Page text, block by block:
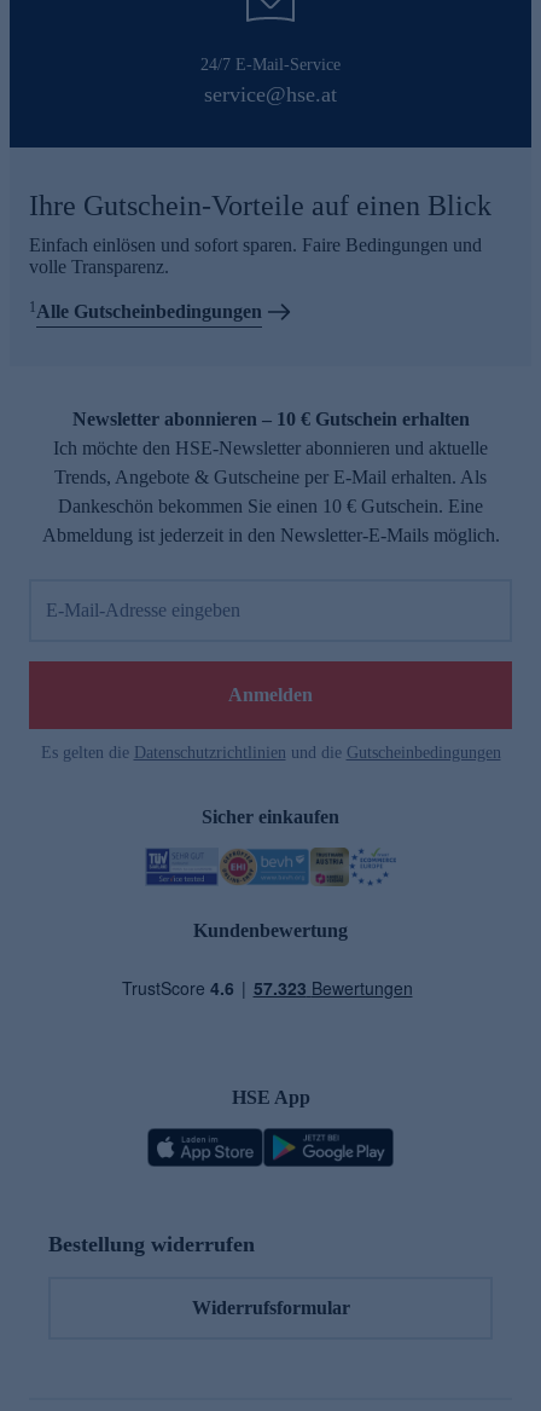
24/7 E-Mail-Service
service@hse.at
Ihre Gutschein-Vorteile auf einen Blick
Einfach einlösen und sofort sparen. Faire Bedingungen und
volle Transparenz.
1Alle Gutscheinbedingungen
Newsletter abonnieren – 10 € Gutschein erhalten
Ich möchte den HSE-Newsletter abonnieren und aktuelle
Trends, Angebote & Gutscheine per E-Mail erhalten. Als
Dankeschön bekommen Sie einen 10 € Gutschein. Eine
Abmeldung ist jederzeit in den Newsletter-E-Mails möglich.
E-Mail-Adresse eingeben
Anmelden
Es gelten die Datenschutzrichtlinien und die Gutscheinbedingungen
Sicher einkaufen
Kundenbewertung
HSE App
Bestellung widerrufen
Widerrufsformular